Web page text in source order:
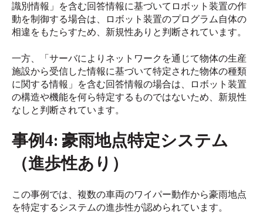
識別情報」を含む回答情報に基づいてロボット装置の作
動を制御する場合は、ロボット装置のプログラム自体の
相違をもたらすため、新規性ありと判断されています。
一方、「サーバによりネットワークを通じて物体の生産
施設から受信した情報に基づいて特定された物体の種類
に関する情報」を含む回答情報の場合は、ロボット装置
の構造や機能を何ら特定するものではないため、新規性
なしと判断されています。
事例4: 豪雨地点特定システム
（進歩性あり）
この事例では、複数の車両のワイパー動作から豪雨地点
を特定するシステムの進歩性が認められています。